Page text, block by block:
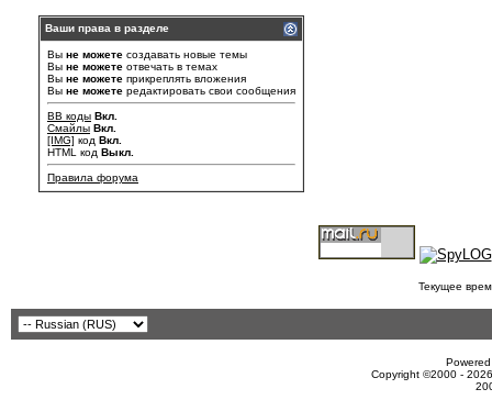
Ваши права в разделе
Вы не можете создавать новые темы
Вы не можете отвечать в темах
Вы не можете прикреплять вложения
Вы не можете редактировать свои сообщения
BB коды Вкл.
Смайлы Вкл.
[IMG] код Вкл.
HTML код Выкл.
Правила форума
Текущее
Copyright ©2000 -